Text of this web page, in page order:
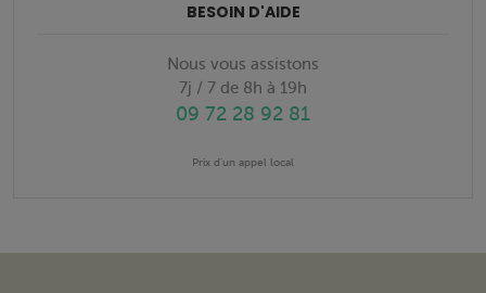
BESOIN D'AIDE
Nous vous assistons
7j / 7 de 8h à 19h
09 72 28 92 81
Prix d'un appel local